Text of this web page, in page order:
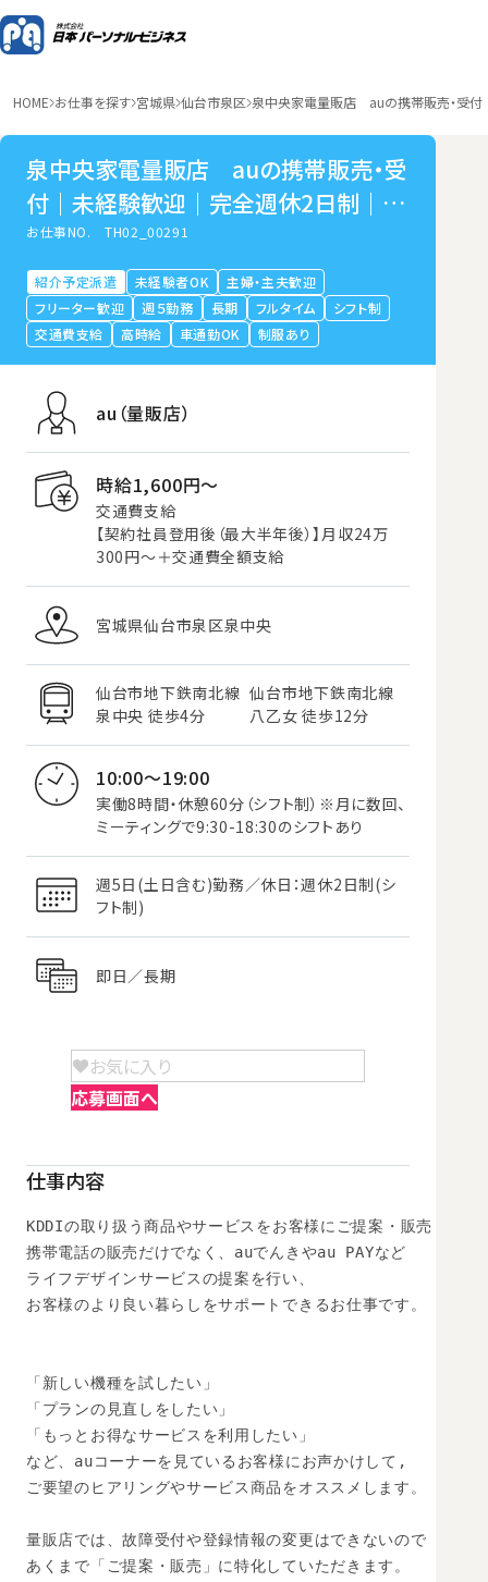
HOME お仕事を探す 宮城県 仙台市泉区 泉中央家電量販店 auの携帯販売・受
泉中央家電量販店 auの携帯販売・受
付｜未経験歓迎｜完全週休2日制｜仙
台市泉区泉中央
お仕事NO.TH02_00291
紹介予定派遣 未経験者OK
主婦・主夫歓迎
フリーター歓迎
週５勤務 長期 フルタイム
シフト制
交通費支給
高時給 車通勤OK 制服あり
au（量販店）
時給1,600円〜
交通費支給
【契約社員登用後（最大半年後）】月収24万
300円～＋交通費全額支給
宮城県仙台市泉区泉中央
仙台市地下鉄南北線
泉中央 徒歩4分
仙台市地下鉄南北線
八乙女 徒歩12分
10:00～19:00
実働8時間・休憩60分（シフト制）※月に数回、
ミーティングで9:30-18:30のシフトあり
週5日(土日含む)勤務／休日：週休2日制(シ
フト制)
即日／長期
お気に入り
応募画面へ
仕事内容
KDDIの取り扱う商品やサービスをお客様にご提案・販売
携帯電話の販売だけでなく、auでんきやau PAYなど
ライフデザインサービスの提案を行い、
お客様のより良い暮らしをサポートできるお仕事です。
「新しい機種を試したい」
「プランの見直しをしたい」
「もっとお得なサービスを利用したい」
など、auコーナーを見ているお客様にお声かけして,
ご要望のヒアリングやサービス商品をオススメします。
量販店では、故障受付や登録情報の変更はできないので
あくまで「ご提案・販売」に特化していただきます。